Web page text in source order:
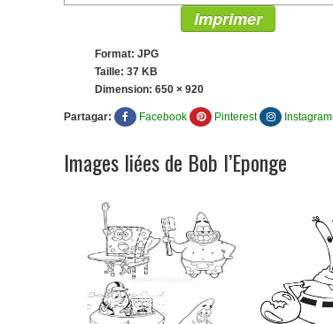
Imprimer
Format: JPG
Taille: 37 KB
Dimension: 650 × 920
Partagar: Facebook Pinterest Instagram
Images liées de Bob l’Eponge